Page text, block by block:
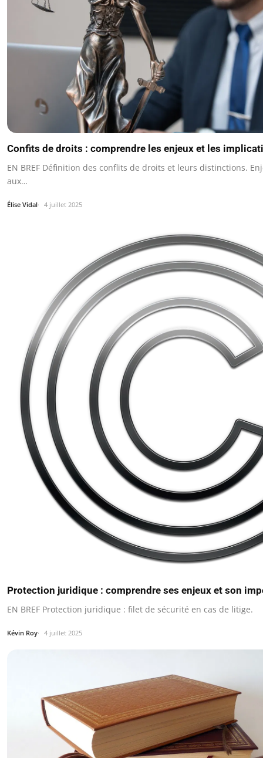
Confits de droits : comprendre les enjeux et les
EN BREF Définition des conflits de droits et leurs distinctions.
aux…
Élise Vidal 4 juillet 2025
Protection juridique : comprendre ses enjeux et son
EN BREF Protection juridique : filet de sécurité en cas de litige.
Kévin Roy 4 juillet 2025